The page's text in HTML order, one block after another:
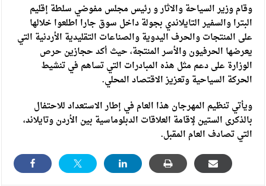
وقام وزير السياحة والاثار و رئيس مجلس مفوضي سلطة إقليم
البترا والسفير التايلاندي بجولة داخل سوق جارا اطلعوا خلالها
على المنتجات والحرف اليدوية والصناعات التقليدية الأردنية التي
يعرضها الحرفيون والأسر المنتجة، حيث أكد حجازين حرص
الوزارة على دعم مثل هذه المبادرات التي تساهم في تنشيط
الحركة السياحية وتعزيز الاقتصاد المحلي.
ويأتي تنظيم المهرجان هذا العام في إطار الاستعداد للاحتفال
بالذكرى الستين لإقامة العلاقات الدبلوماسية بين الأردن وتايلاند،
التي تصادف العام المقبل.